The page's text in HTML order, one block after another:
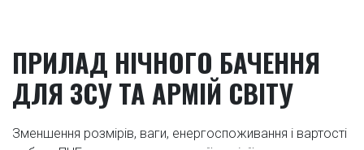
ПРИЛАД НІЧНОГО БАЧЕННЯ
ДЛЯ ЗСУ ТА АРМІЙ СВІТУ
Зменшення розмірів, ваги, енергоспоживання і вартості